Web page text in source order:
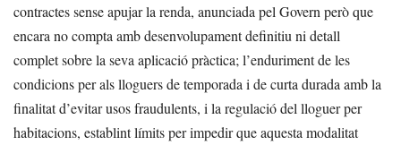
contractes sense apujar la renda, anunciada pel Govern però que
encara no compta amb desenvolupament definitiu ni detall
complet sobre la seva aplicació pràctica; l’enduriment de les
condicions per als lloguers de temporada i de curta durada amb la
finalitat d’evitar usos fraudulents, i la regulació del lloguer per
habitacions, establint límits per impedir que aquesta modalitat